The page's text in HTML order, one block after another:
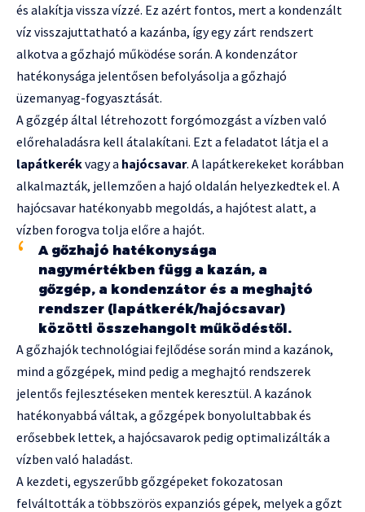
és alakítja vissza vízzé. Ez azért fontos, mert a kondenzált
víz visszajuttatható a kazánba, így egy zárt rendszert
alkotva a gőzhajó működése során. A kondenzátor
hatékonysága jelentősen befolyásolja a gőzhajó
üzemanyag-fogyasztását.
A gőzgép által létrehozott forgómozgást a vízben való
előrehaladásra kell átalakítani. Ezt a feladatot látja el a
lapátkerékvagy a hajócsavar. A lapátkerekeket korábban
alkalmazták, jellemzően a hajó oldalán helyezkedtek el. A
hajócsavar hatékonyabb megoldás, a hajótest alatt, a
vízben forogva tolja előre a hajót.
A gőzhajó hatékonysága
nagymértékben függ a kazán, a
gőzgép, a kondenzátor és a meghajtó
rendszer (lapátkerék/hajócsavar)
közötti összehangolt működéstől.
A gőzhajók technológiai fejlődése során mind a kazánok,
mind a gőzgépek, mind pedig a meghajtó rendszerek
jelentős fejlesztéseken mentek keresztül. A kazánok
hatékonyabbá váltak, a gőzgépek bonyolultabbak és
erősebbek lettek, a hajócsavarok pedig optimalizálták a
vízben való haladást.
A kezdeti, egyszerűbb gőzgépeket fokozatosan
felváltották a többszörös expanziós gépek, melyek a gőzt